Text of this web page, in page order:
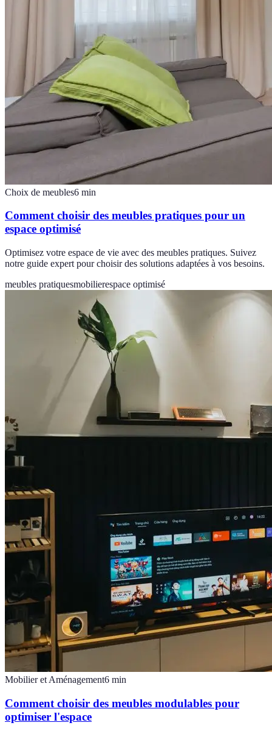
Choix de meubles6 min
Comment choisir des meubles pratiques pour un
espace optimisé
Optimisez votre espace de vie avec des meubles pratiques. Suivez
notre guide expert pour choisir des solutions adaptées à vos besoins.
meubles pratiquesmobilierespace optimisé
Mobilier et Aménagement6 min
Comment choisir des meubles modulables pour
optimiser l'espace